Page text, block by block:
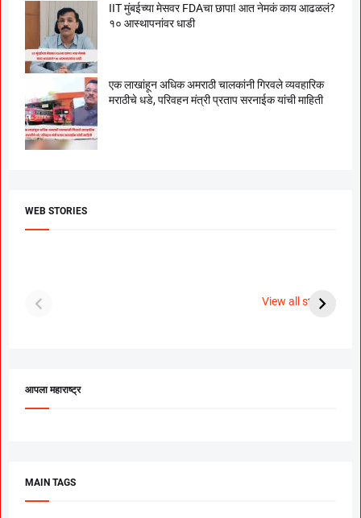
IIT मुंबईच्या मेसवर FDAचा छापा! आत नेमकं काय आढळलं?
१० आस्थापनांवर धाडी
एक लाखांहून अधिक अमराठी चालकांनी गिरवले व्यवहारिक
मराठीचे धडे, परिवहन मंत्री प्रताप सरनाईक यांची माहिती
WEB STORIES
View all stories
पूजा सावंत ने गुपचूप
आपला महाराष्ट्र
MAIN TAGS